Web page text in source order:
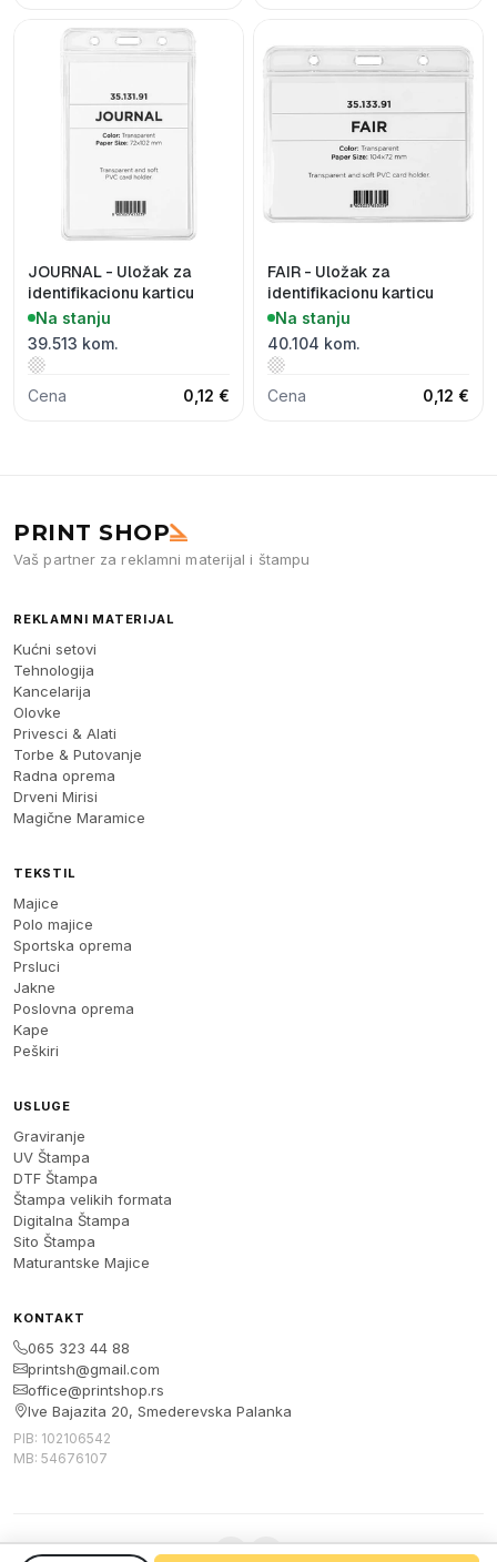
JOURNAL - Uložak za
identifikacionu karticu
Na stanju
39.513 kom.
Cena 0,12 €
FAIR - Uložak za
identifikacionu karticu
Na stanju
40.104 kom.
Cena 0,12 €
PRINT SHOP
Vaš partner za reklamni materijal i štampu
REKLAMNI MATERIJAL
Kućni setovi
Tehnologija
Kancelarija
Olovke
Privesci & Alati
Torbe & Putovanje
Radna oprema
Drveni Mirisi
Magične Maramice
TEKSTIL
Majice
Polo majice
Sportska oprema
Prsluci
Jakne
Poslovna oprema
Kape
Peškiri
USLUGE
Graviranje
UV Štampa
DTF Štampa
Štampa velikih formata
Digitalna Štampa
Sito Štampa
Maturantske Majice
KONTAKT
065 323 44 88
printsh@gmail.com
office@printshop.rs
Ive Bajazita 20, Smederevska Palanka
PIB: 102106542
MB: 54676107